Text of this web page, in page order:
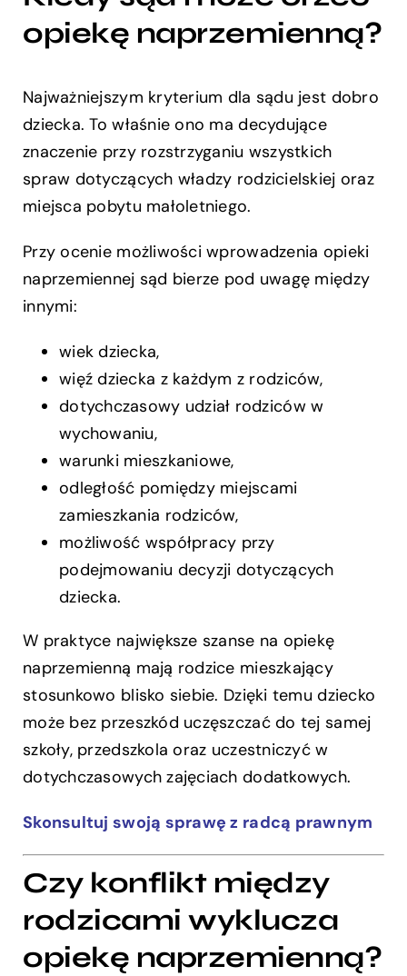
opiekę naprzemienną?
Najważniejszym kryterium dla sądu jest dobro
dziecka. To właśnie ono ma decydujące
znaczenie przy rozstrzyganiu wszystkich
spraw dotyczących władzy rodzicielskiej oraz
miejsca pobytu małoletniego.
Przy ocenie możliwości wprowadzenia opieki
naprzemiennej sąd bierze pod uwagę między
innymi:
wiek dziecka,
więź dziecka z każdym z rodziców,
dotychczasowy udział rodziców w
wychowaniu,
warunki mieszkaniowe,
odległość pomiędzy miejscami
zamieszkania rodziców,
możliwość współpracy przy
podejmowaniu decyzji dotyczących
dziecka.
W praktyce największe szanse na opiekę
naprzemienną mają rodzice mieszkający
stosunkowo blisko siebie. Dzięki temu dziecko
może bez przeszkód uczęszczać do tej samej
szkoły, przedszkola oraz uczestniczyć w
dotychczasowych zajęciach dodatkowych.
Skonsultuj swoją sprawę z radcą prawnym
Czy konflikt między
rodzicami wyklucza
opiekę naprzemienną?